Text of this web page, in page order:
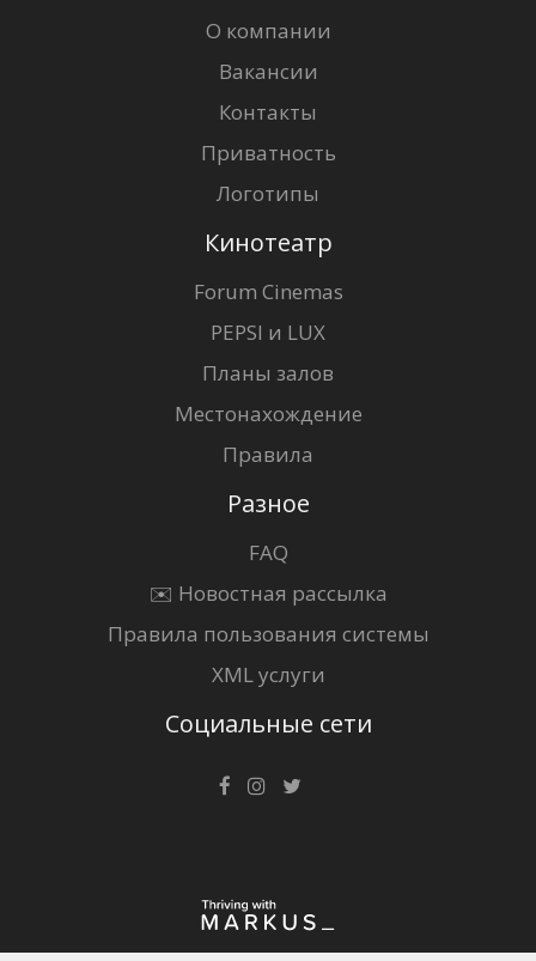
О компании
Вакансии
Контакты
Приватность
Логотипы
Кинотеатр
Forum Cinemas
PEPSI и LUX
Планы залов
Местонахождение
Правила
Разное
FAQ
✉️ Новостная рассылка
Правила пользования системы
XML услуги
Социальные сети